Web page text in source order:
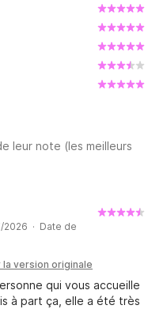
leur note (les meilleurs
2026 · Date de
version originale
qui vous accueille
à part ça, elle a été très